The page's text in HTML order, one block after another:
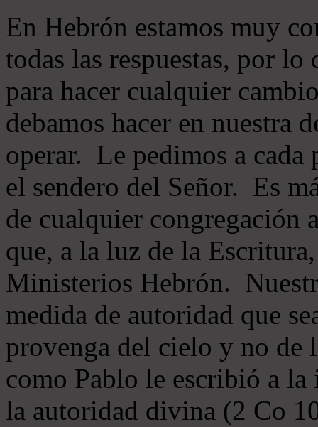
En Hebrón estamos muy
todas las respuestas, por
para hacer cualquier
debamos hacer en nuestra
operar. Le pedimos a cada
el sendero del Señor. Es
de cualquier congregación
que, a la luz de la
Ministerios Hebrón.
medida de autoridad que
provenga del cielo y no de
como Pablo le escribió a
la autoridad divina (2 Co